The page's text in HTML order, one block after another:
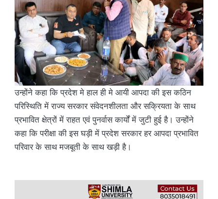
उन्होंने कहा कि प्रदेश मे हाल ही मे आयी आपदा की इस कठिन
परिस्थिति में राज्य सरकार संवेदनशीलता और सक्रियता के साथ
प्रभावित क्षेत्रों में राहत एवं पुनर्वास कार्यों में जुटी हुई है। उन्होंने
कहा कि परीक्षा की इस घड़ी में प्रदेश सरकार हर आपदा प्रभावित
परिवार के साथ मजबूती के साथ खड़ी है।